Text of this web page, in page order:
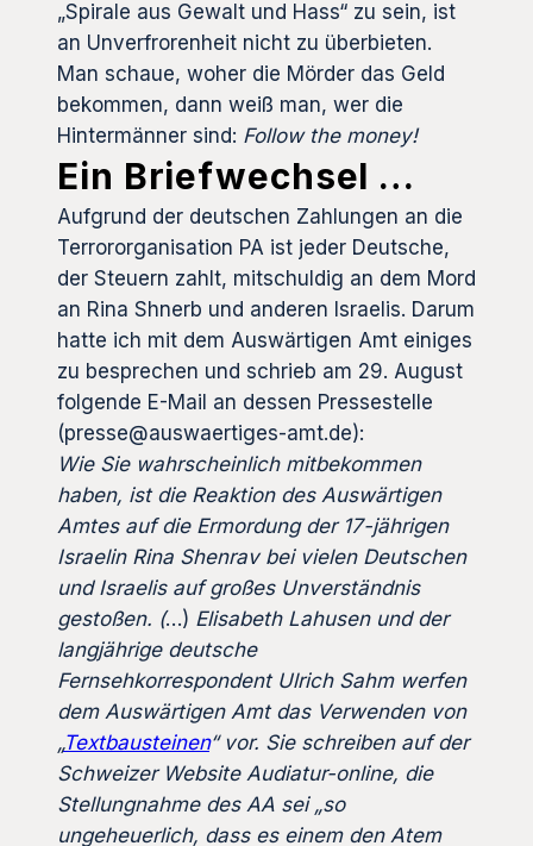
„Spirale aus Gewalt und Hass“ zu sein, ist
an Unverfrorenheit nicht zu überbieten.
Man schaue, woher die Mörder das Geld
bekommen, dann weiß man, wer die
Hintermänner sind: Follow the money!
Ein Briefwechsel …
Aufgrund der deutschen Zahlungen an die
Terrororganisation PA ist jeder Deutsche,
der Steuern zahlt, mitschuldig an dem Mord
an Rina Shnerb und anderen Israelis. Darum
hatte ich mit dem Auswärtigen Amt einiges
zu besprechen und schrieb am 29. August
folgende E-Mail an dessen Pressestelle
(presse@auswaertiges-amt.de):
Wie Sie wahrscheinlich mitbekommen
haben, ist die Reaktion des Auswärtigen
Amtes auf die Ermordung der 17-jährigen
Israelin Rina Shenrav bei vielen Deutschen
und Israelis auf großes Unverständnis
gestoßen. (…) Elisabeth Lahusen und der
langjährige deutsche
Fernsehkorrespondent Ulrich Sahm werfen
dem Auswärtigen Amt das Verwenden von
„Textbausteinen“ vor. Sie schreiben auf der
Schweizer Website Audiatur-online, die
Stellungnahme des AA sei „so
ungeheuerlich, dass es einem den Atem